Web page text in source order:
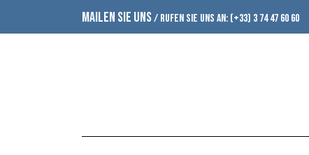
MAILEN SIE UNS/ RUFEN SIE UNS AN: (+33) 3 74 47 60 60